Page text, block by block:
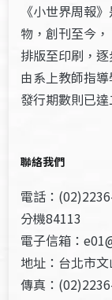
《小世界周報
物，創刊至今
排版至印刷，
由系上教師指
發行期數則已達
聯絡我們
電話：
分機84113
電子信箱：
地址：台北市
傳真：